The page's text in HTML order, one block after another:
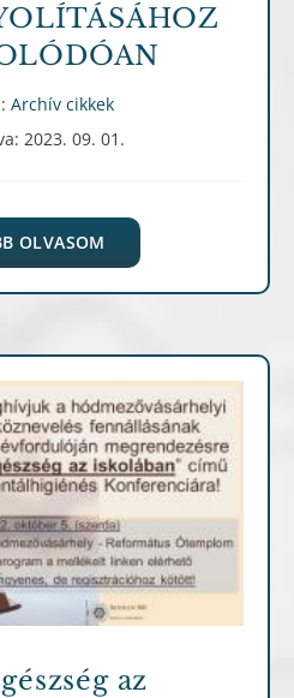
Archív cikkek
2023. 09. 01.
OLVASOM
cikkek
az